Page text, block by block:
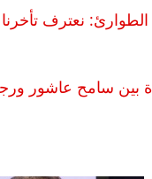
نعترف
بين سامح عاشور